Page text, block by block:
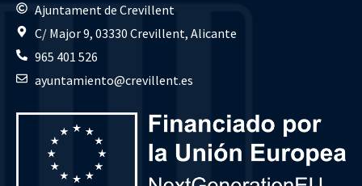
Ajuntament de Crevillent
C/ Major 9, 03330 Crevillent, Alicante
965 401 526
ayuntamiento@crevillent.es